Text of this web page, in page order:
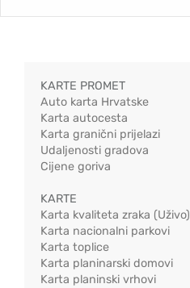
KARTE PROMET
Auto karta Hrvatske
Karta autocesta
Karta granični prijelazi
Udaljenosti gradova
Cijene goriva
KARTE
Karta kvaliteta zraka (Uživo)
Karta nacionalni parkovi
Karta toplice
Karta planinarski domovi
Karta planinski vrhovi